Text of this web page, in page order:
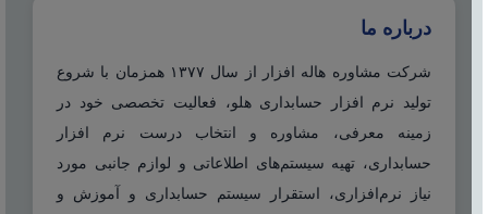
درباره ما
شرکت مشاوره هاله افزار از سال ۱۳۷۷ همزمان با شروع
تولید نرم افزار حسابداری هلو، فعالیت تخصصی خود در
زمینه معرفی، مشاوره و انتخاب درست نرم افزار
حسابداری، تهیه سیستم‌های اطلاعاتی و لوازم جانبی مورد
نیاز نرم‌افزاری، استقرار سیستم حسابداری و آموزش و